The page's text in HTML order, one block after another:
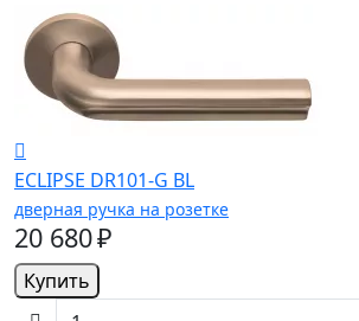
ECLIPSE DR101-G BL
дверная ручка на розетке
20 680 ₽
Купить